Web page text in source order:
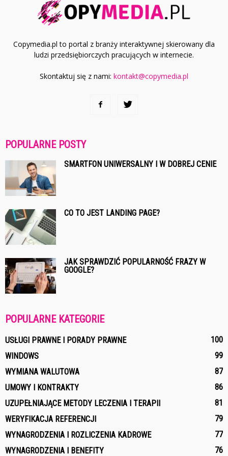
Copymedia.pl to portal z branży interaktywnej skierowany dla
ludzi przedsiębiorczych pracujących w internecie.
Skontaktuj się z nami: kontakt@copymedia.pl
POPULARNE POSTY
SMARTFON UNIWERSALNY I W DOBREJ CENIE
CO TO JEST LANDING PAGE?
JAK SPRAWDZIĆ POPULARNOŚĆ FRAZY W
GOOGLE?
POPULARNE KATEGORIE
USŁUGI PRAWNE I PORADY PRAWNE
100
WINDOWS
99
WYMIANA WALUTOWA
87
UMOWY I KONTRAKTY
86
UZUPEŁNIAJĄCE METODY LECZENIA I TERAPII
81
WERYFIKACJA REFERENCJI
79
WYNAGRODZENIA I ROZLICZENIA KADROWE
77
WYNAGRODZENIA I BENEFITY
76